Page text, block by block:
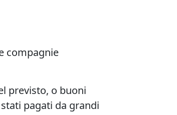
compagnie
previsto, o buoni
pagati da grandi